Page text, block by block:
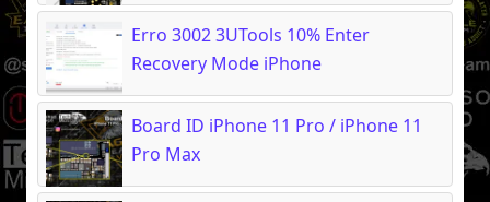
Erro 3002 3UTools 10% Enter
Recovery Mode iPhone
Board ID iPhone 11 Pro / iPhone 11
Pro Max